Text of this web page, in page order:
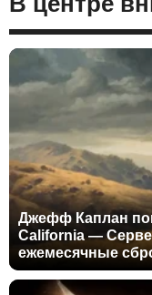
Джефф Каплан
California —
ежемесячные